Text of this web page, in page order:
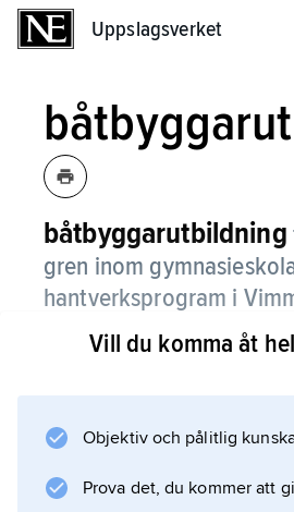
Uppslagsverket
båtbyggarutbildning
gren inom
hantverksprogram i
kommun.
småningom en del av
består av en grundläggande
Vill du komma åt
Objektiv och pålitlig
Prova det, du kommer att